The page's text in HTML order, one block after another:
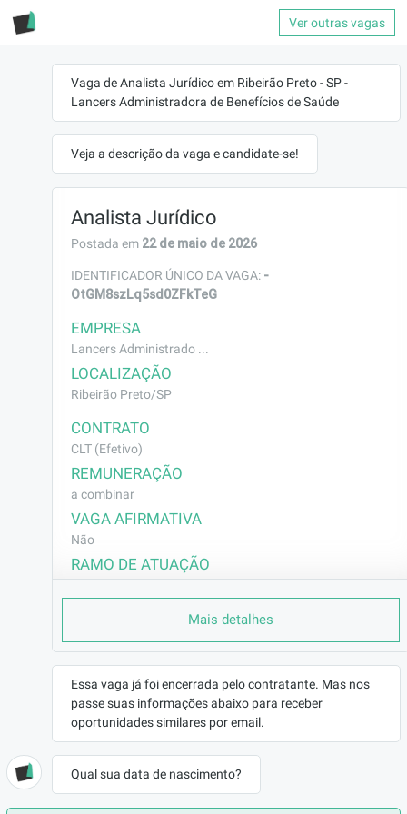
Ver outras vagas
Vaga de Analista Jurídico em Ribeirão Preto - SP -
Lancers Administradora de Benefícios de Saúde
Veja a descrição da vaga e candidate-se!
Analista Jurídico
Postada em 22 de maio de 2026
IDENTIFICADOR ÚNICO DA VAGA: -
OtGM8szLq5sd0ZFkTeG
EMPRESA
Lancers Administrado ...
LOCALIZAÇÃO
Ribeirão Preto/SP
CONTRATO
CLT (Efetivo)
REMUNERAÇÃO
a combinar
VAGA AFIRMATIVA
Não
RAMO DE ATUAÇÃO
- Plano de Saúde, Odontológico e Resgate
- Seguro de Vida
- Totalpass + Clude
- Day off de aniversário
Estamos em busca de um(a) Analista Jurídico
para atuar de forma estratégica no apoio às
Mais detalhes
Essa vaga já foi encerrada pelo contratante. Mas nos
passe suas informações abaixo para receber
oportunidades similares por email.
Qual sua data de nascimento?